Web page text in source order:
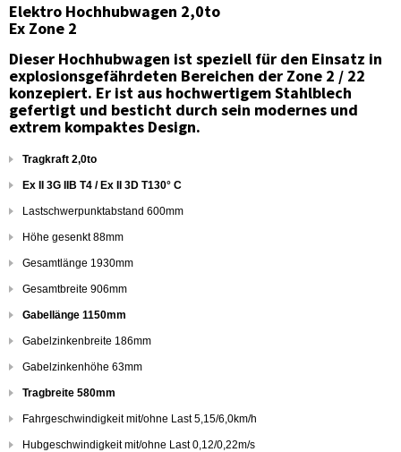
Elektro Hochhubwagen 2,0to
Ex Zone 2
Dieser Hochhubwagen ist speziell für den Einsatz in
explosionsgefährdeten Bereichen der Zone 2 / 22
konzepiert. Er ist aus hochwertigem Stahlblech
gefertigt und besticht durch sein modernes und
extrem kompaktes Design.
Tragkraft 2,0to
Ex II 3G IIB T4 / Ex II 3D T130° C
Lastschwerpunktabstand 600mm
Höhe gesenkt 88mm
Gesamtlänge 1930mm
Gesamtbreite 906mm
Gabellänge 1150mm
Gabelzinkenbreite 186mm
Gabelzinkenhöhe 63mm
Tragbreite 580mm
Fahrgeschwindigkeit mit/ohne Last 5,15/6,0km/h
Hubgeschwindigkeit mit/ohne Last 0,12/0,22m/s